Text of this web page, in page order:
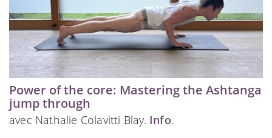
Power of the core: Mastering the Ashtanga
jump through
avec Nathalie Colavitti Blay. Info.